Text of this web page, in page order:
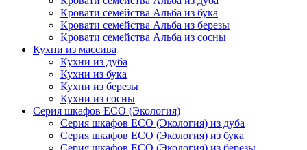
Кровати семейства Альба из бука
Кровати семейства Альба из березы
Кровати семейства Альба из сосны
Кухни из массива
Кухни из дуба
Кухни из бука
Кухни из березы
Кухни из сосны
Серия шкафов ECO (Экология)
Серия шкафов ECO (Экология) из дуба
Серия шкафов ECO (Экология) из бука
Серия шкафов ECO (Экология) из березы